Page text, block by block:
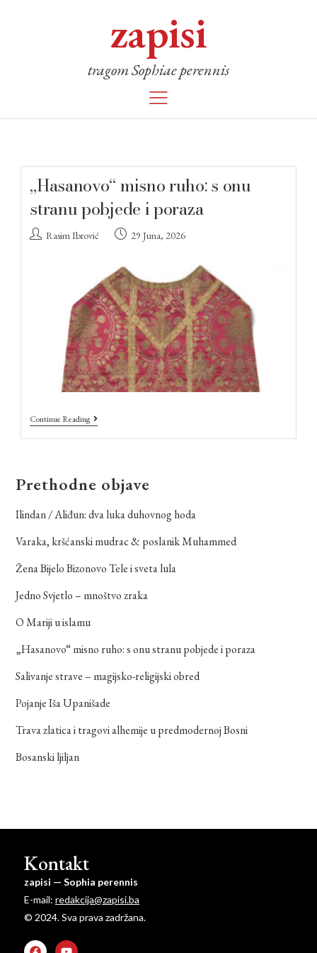
zapisi
tragom Sophiae perennis
„Hasanovo“ misno ruho: s onu
stranu pobjede i poraza
Rasim Ibrović 29 Juna, 2026
Continue Reading
Prethodne objave
Ilindan / Aliđun: dva luka duhovnog hoda
Varaka, kršćanski mudrac & poslanik Muhammed
Žena Bijelo Bizonovo Tele i sveta lula
Jedno Svjetlo – mnoštvo zraka
O Mariji u islamu
„Hasanovo“ misno ruho: s onu stranu pobjede i poraza
Salivanje strave – magijsko-religijski obred
Pojanje Iša Upanišade
Trava zlatica i tragovi alhemije u predmodernoj Bosni
Bosanski ljiljan
Kontakt
zapisi — Sophia perennis
E-mail: redakcija@zapisi.ba
© 2024. Sva prava zadržana.